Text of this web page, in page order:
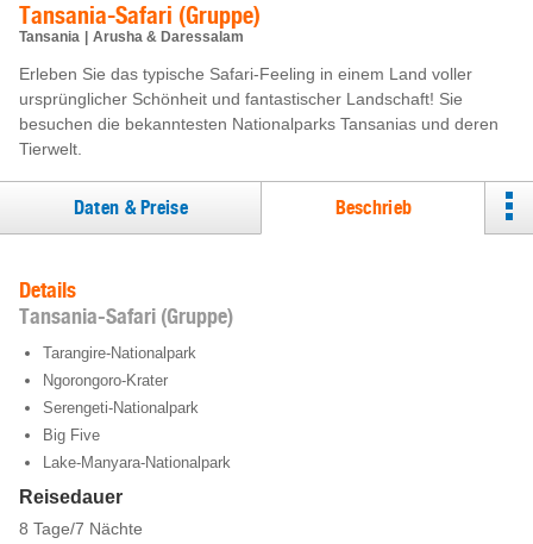
Tansania-Safari (Gruppe)
Tansania Arusha & Daressalam
Erleben Sie das typische Safari-Feeling in einem Land voller
ursprünglicher Schönheit und fantastischer Landschaft! Sie
besuchen die bekanntesten Nationalparks Tansanias und deren
Tierwelt.
Daten & Preise Beschrieb
Details
Tansania-Safari (Gruppe)
Tarangire-Nationalpark
Ngorongoro-Krater
Serengeti-Nationalpark
Big Five
Lake-Manyara-Nationalpark
Reisedauer
8 Tage/7 Nächte